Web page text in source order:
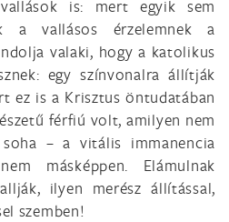
is: mert egyik sem
a vallásos érzelemnek a
valaki, hogy a katolikus
egy színvonalra állítják
ez is a Krisztus öntudatában
férfiú volt, amilyen nem
– a vitális immanencia
másképpen. Elámulnak
ilyen merész állítással,
szemben!